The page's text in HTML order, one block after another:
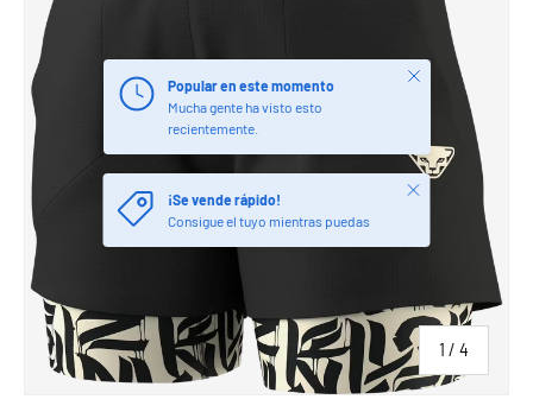
1 / de
4
Popular en este momento
Mucha gente ha visto esto
recientemente.
Cerrar
¡Se vende rápido!
Consigue el tuyo mientras puedas
Cerrar